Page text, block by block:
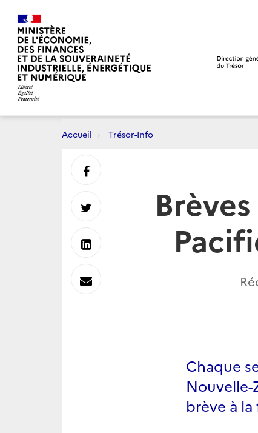
Accueil Trésor-Info
Chaque
Nouvelle-
brève à
Partager
sur
Partager
sur
Partager
sur
Envoyer